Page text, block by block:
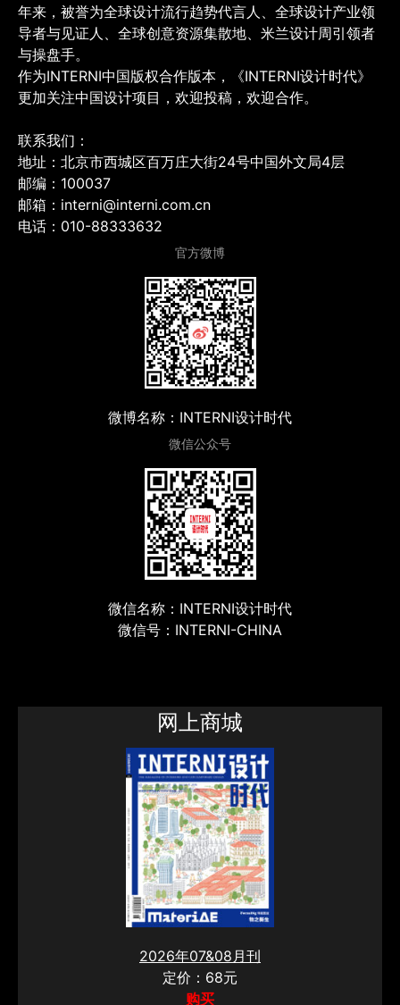
年来，被誉为全球设计流行趋势代言人、全球设计产业领
导者与见证人、全球创意资源集散地、米兰设计周引领者
与操盘手。
作为INTERNI中国版权合作版本，《INTERNI设计时代》
更加关注中国设计项目，欢迎投稿，欢迎合作。
联系我们：
地址：北京市西城区百万庄大街24号中国外文局4层
邮编：100037
邮箱：interni@interni.com.cn
电话：010-88333632
官方微博
微博名称：INTERNI设计时代
微信公众号
微信名称：INTERNI设计时代
微信号：INTERNI-CHINA
网上商城
2026年07&08月刊
定价：68元
购买